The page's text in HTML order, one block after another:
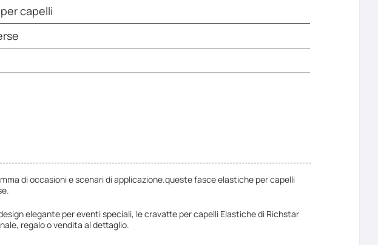
capelli
di occasioni e scenari di applicazione.queste fasce elastiche per capelli
elegante per eventi speciali, le cravatte per capelli Elastiche di Richstar
regalo o vendita al dettaglio.